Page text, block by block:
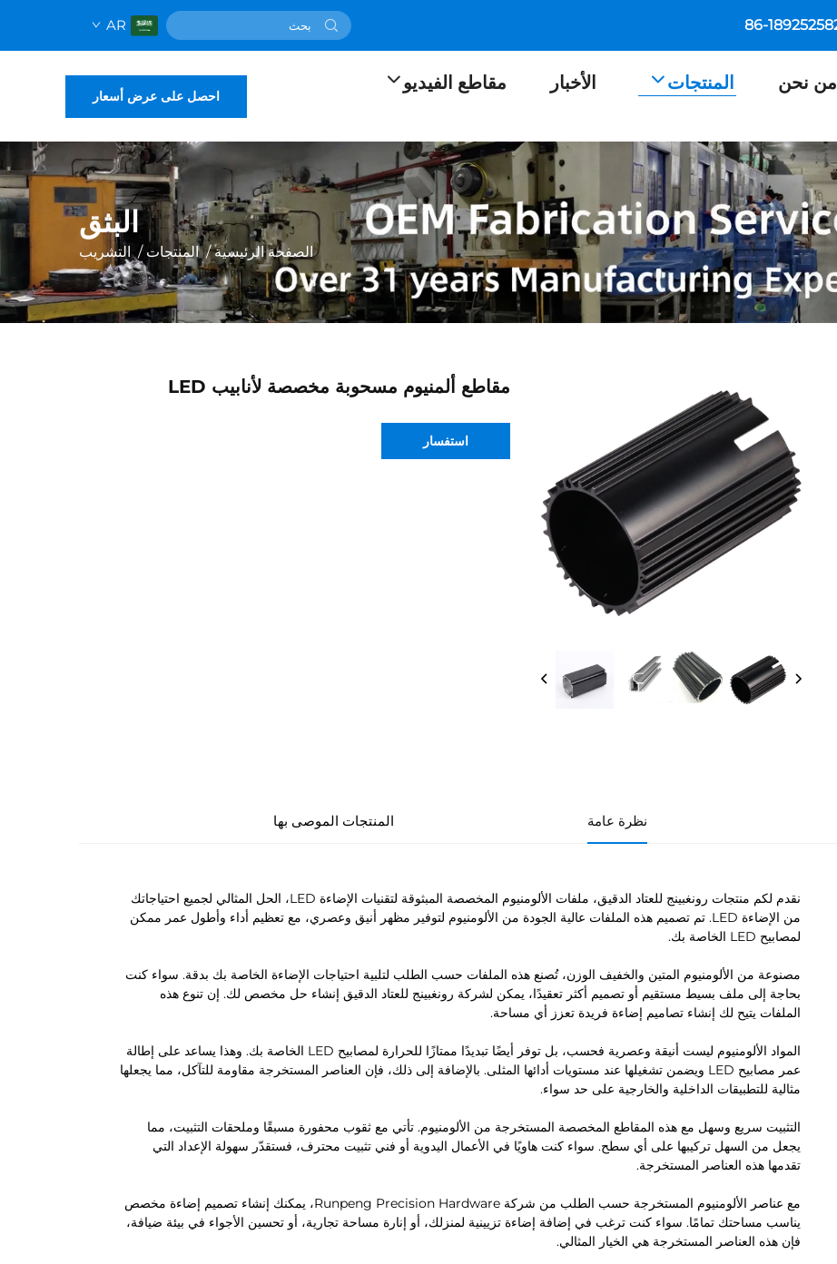
AR
من نحن المنتجات الأخبار
مقاطع الفيديو
احصل على عرض أسعار
البثق
الصفحة الرئيسية/المنتجات /التشريب
مقاطع ألمنيوم مسحوبة مخصصة لأنابيب LED
استفسار
نظرة عامة المنتجات الموصى بها
نقدم لكم منتجات رونغبينج للعتاد الدقيق، ملفات الألومنيوم المخصصة المبثوقة لتقنيات الإضاءة LED، الحل المثالي لجميع احتياجاتك
من الإضاءة LED. تم تصميم هذه الملفات عالية الجودة من الألومنيوم لتوفير مظهر أنيق وعصري، مع تعظيم أداء وأطول عمر ممكن
لمصابيح LED الخاصة بك.
مصنوعة من الألومنيوم المتين والخفيف الوزن، تُصنع هذه الملفات حسب الطلب لتلبية احتياجات الإضاءة الخاصة بك بدقة. سواء كنت
بحاجة إلى ملف بسيط مستقيم أو تصميم أكثر تعقيدًا، يمكن لشركة رونغبينج للعتاد الدقيق إنشاء حل مخصص لك. إن تنوع هذه
الملفات يتيح لك إنشاء تصاميم إضاءة فريدة تعزز أي مساحة.
المواد الألومنيوم ليست أنيقة وعصرية فحسب، بل توفر أيضًا تبديدًا ممتازًا للحرارة لمصابيح LED الخاصة بك. وهذا يساعد على إطالة
عمر مصابيح LED ويضمن تشغيلها عند مستويات أدائها المثلى. بالإضافة إلى ذلك، فإن العناصر المستخرجة مقاومة للتآكل، مما يجعلها
مثالية للتطبيقات الداخلية والخارجية على حد سواء.
التثبيت سريع وسهل مع هذه المقاطع المخصصة المستخرجة من الألومنيوم. تأتي مع ثقوب محفورة مسبقًا وملحقات التثبيت، مما
يجعل من السهل تركيبها على أي سطح. سواء كنت هاويًا في الأعمال اليدوية أو فني تثبيت محترف، فستقدّر سهولة الإعداد التي
تقدمها هذه العناصر المستخرجة.
مع عناصر الألومنيوم المستخرجة حسب الطلب من شركة Runpeng Precision Hardware، يمكنك إنشاء تصميم إضاءة مخصص
يناسب مساحتك تمامًا. سواء كنت ترغب في إضافة إضاءة تزيينية لمنزلك، أو إنارة مساحة تجارية، أو تحسين الأجواء في بيئة ضيافة،
فإن هذه العناصر المستخرجة هي الخيار المثالي.